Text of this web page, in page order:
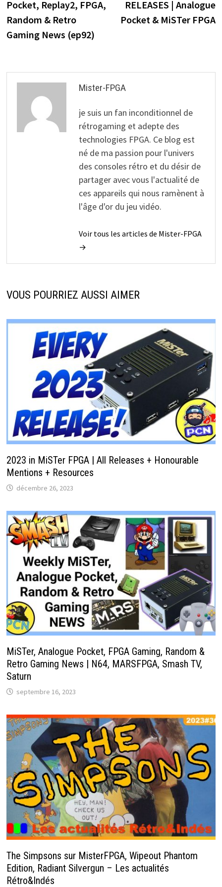
l’article
Pocket, Replay2, FPGA,
Random & Retro
Gaming News (ep92)
RELEASES | Analogue
Pocket & MiSTer FPGA
Mister-FPGA
je suis un fan inconditionnel de
rétrogaming et adepte des
technologies FPGA. Ce blog est
né de ma passion pour l'univers
des consoles rétro et du désir de
partager avec vous l'actualité de
ces appareils qui nous ramènent à
l'âge d'or du jeu vidéo.
Voir tous les articles de Mister-FPGA
→
VOUS POURRIEZ AUSSI AIMER
2023 in MiSTer FPGA | All Releases + Honourable
Mentions + Resources
décembre 26, 2023
MiSTer, Analogue Pocket, FPGA Gaming, Random &
Retro Gaming News | N64, MARSFPGA, Smash TV,
Saturn
septembre 16, 2023
The Simpsons sur MisterFPGA, Wipeout Phantom
Edition, Radiant Silvergun – Les actualités
Rétro&Indés